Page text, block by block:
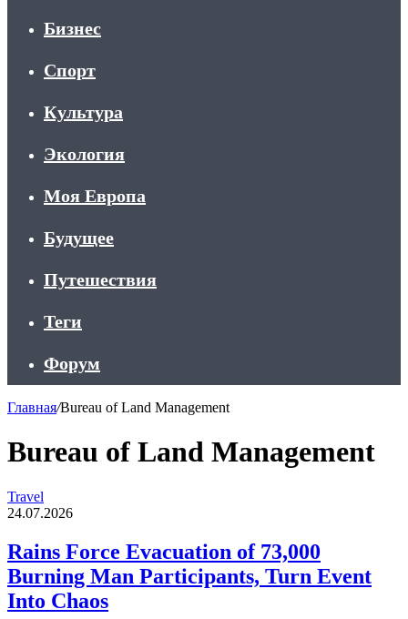
Бизнес
Спорт
Культура
Экология
Моя Европа
Будущее
Путешествия
Теги
Форум
Главная/Bureau of Land Management
Bureau of Land Management
Rains
Force
of
73,000
Burning
Man
Participants,
Travel
24.07.2026
Rains Force Evacuation of 73,000
Burning Man Participants, Turn Event
Into Chaos